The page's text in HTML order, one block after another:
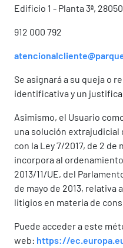
Edificio 1 - Planta 3ª,
912 000 792
Se asignará a su queja o
identificativa y un
Asimismo, el Usuario
una solución extrajudicial
con la Ley 7/2017, de 2
incorpora al
2013/11/UE, del
de mayo de 2013, relativa
litigios en materia de
Puede acceder a este
web: https://